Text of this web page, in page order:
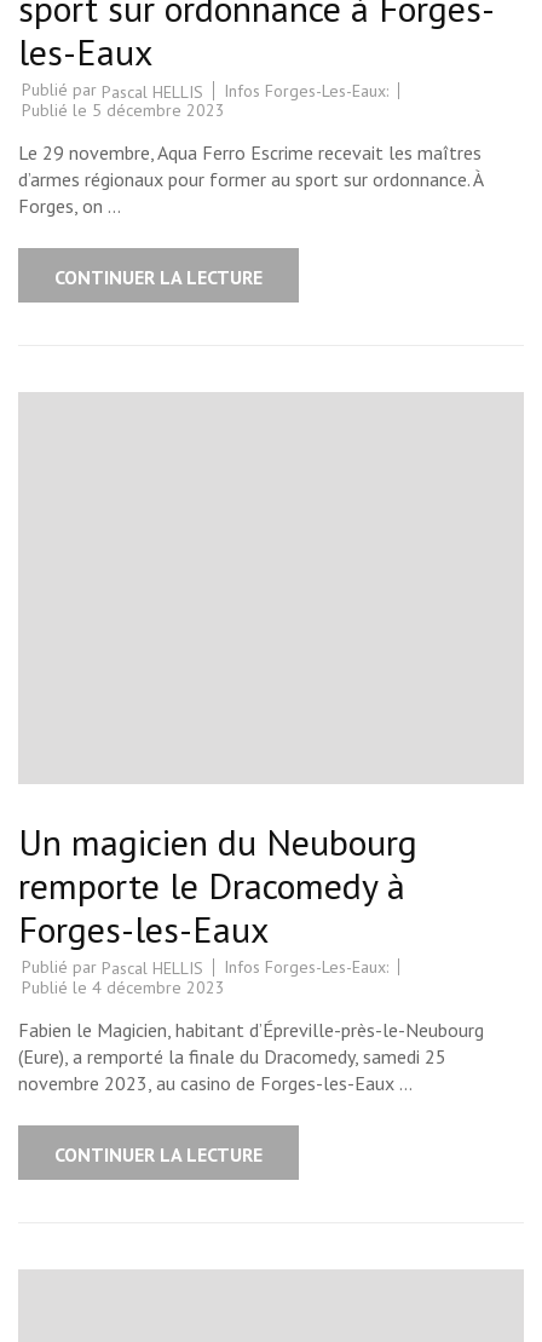
les-Eaux
Publié par Pascal HELLIS
Infos Forges-Les-Eaux:
Publié le 5 décembre 2023
Le 29 novembre, Aqua Ferro Escrime recevait les maîtres
d’armes régionaux pour former au sport sur ordonnance. À
Forges, on …
CONTINUER LA LECTURE
Un magicien du Neubourg
remporte le Dracomedy à
Forges-les-Eaux
Publié par Pascal HELLIS
Infos Forges-Les-Eaux:
Publié le 4 décembre 2023
Fabien le Magicien, habitant d’Épreville-près-le-Neubourg
(Eure), a remporté la finale du Dracomedy, samedi 25
novembre 2023, au casino de Forges-les-Eaux …
CONTINUER LA LECTURE